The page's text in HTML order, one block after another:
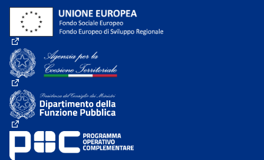
(External link)
(External link)
(External link)